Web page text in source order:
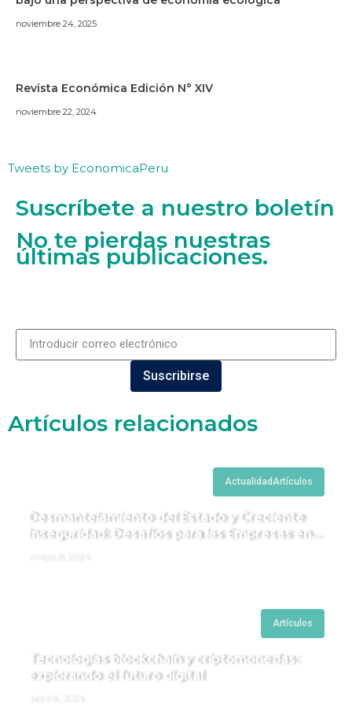
noviembre 24, 2025
Revista Económica Edición N° XIV
noviembre 22, 2024
Tweets by EconomicaPeru
Suscríbete a nuestro boletín
No te pierdas nuestras
últimas publicaciones.
Suscribirse
Artículos relacionados
ActualidadArtículos
Desmantelamiento del Estado y Creciente
Inseguridad: Desafíos para las Empresas en
Artículos
Tecnologías blockchain y criptomonedas:
explorando el futuro digital